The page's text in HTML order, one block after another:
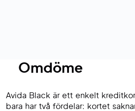
Omdöme
Avida Black är ett enkelt
bara har två fördelar: kortet